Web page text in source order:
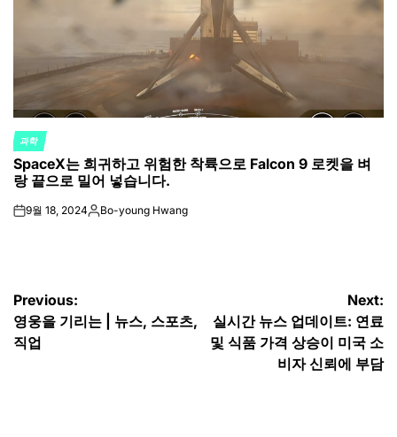
POSTED
IN
과학
SpaceX는 희귀하고 위험한 착륙으로 Falcon 9 로켓을 벼
랑 끝으로 밀어 넣습니다.
on9월 18, 2024Posted
Bo-young Hwang
글
탐
Previous:
영웅을 기리는 | 뉴스, 스포츠,
직업
Next:
실시간 뉴스 업데이트: 연료
및 식품 가격 상승이 미국 소
비자 신뢰에 부담